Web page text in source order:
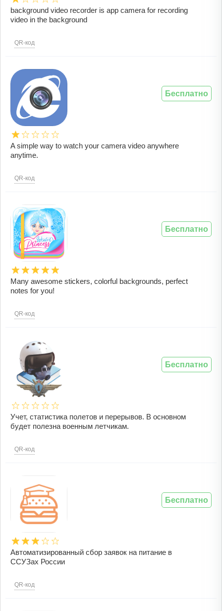
background video recorder is app camera for recording
video in the background
QR-код
A simple way to watch your camera video anywhere
anytime.
QR-код
Бесплатно
Many awesome stickers, colorful backgrounds, perfect
notes for you!
QR-код
Бесплатно
Учет, статистика полетов и перерывов. В основном
будет полезна военным летчикам.
QR-код
Бесплатно
Автоматизированный сбор заявок на питание в
ССУЗах России
QR-код
Бесплатно